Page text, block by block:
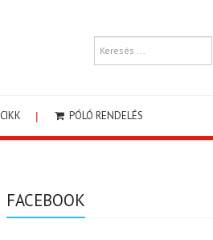
CIKK PÓLÓ RENDELÉS
FACEBOOK